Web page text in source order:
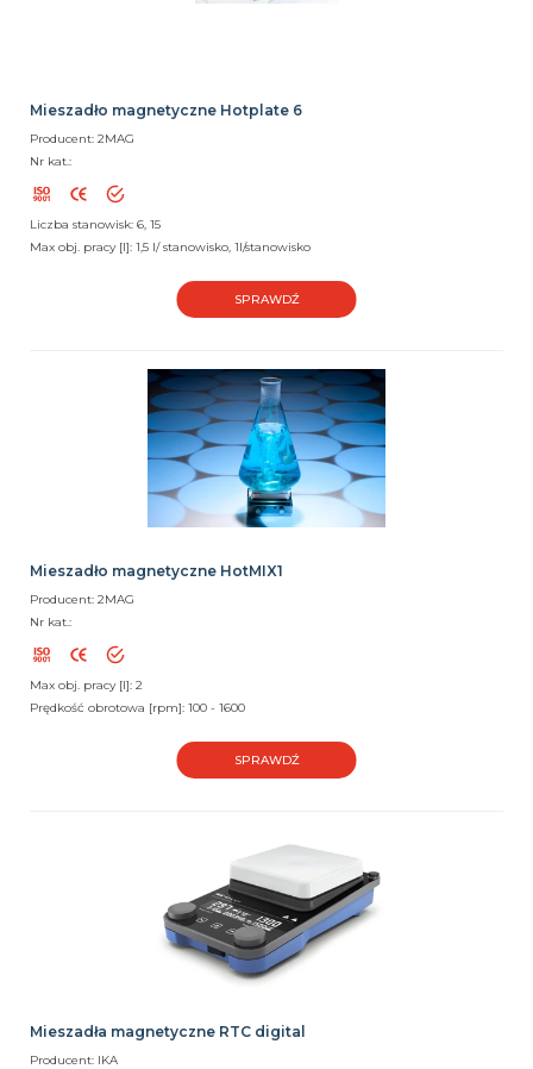
Mieszadło magnetyczne Hotplate 6
Producent: 2MAG
Nr kat.:
Liczba stanowisk: 6, 15
Max obj. pracy [l]: 1,5 l/ stanowisko, 1l/stanowisko
SPRAWDŹ
Mieszadło magnetyczne HotMIX1
Producent: 2MAG
Nr kat.:
Max obj. pracy [l]: 2
Prędkość obrotowa [rpm]: 100 - 1600
SPRAWDŹ
Mieszadła magnetyczne RTC digital
Producent: IKA